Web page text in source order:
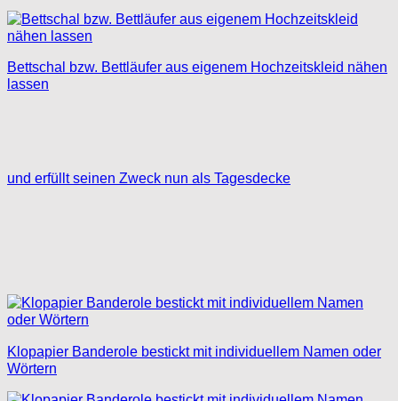
Bettschal bzw. Bettläufer aus eigenem Hochzeitskleid nähen
lassen
und erfüllt seinen Zweck nun als Tagesdecke
Klopapier Banderole bestickt mit individuellem Namen oder
Wörtern